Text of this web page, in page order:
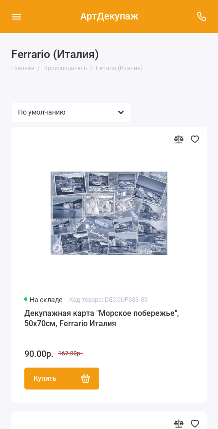
АртДекупаж
Ferrario (Италия)
Главная Производитель Ferrario (Италия)
На складе Код товара: DECOUP033-05
Декупажная карта "Морское побережье",
50х70см, Ferrario Италия
90.00р. 167.00р.
Купить